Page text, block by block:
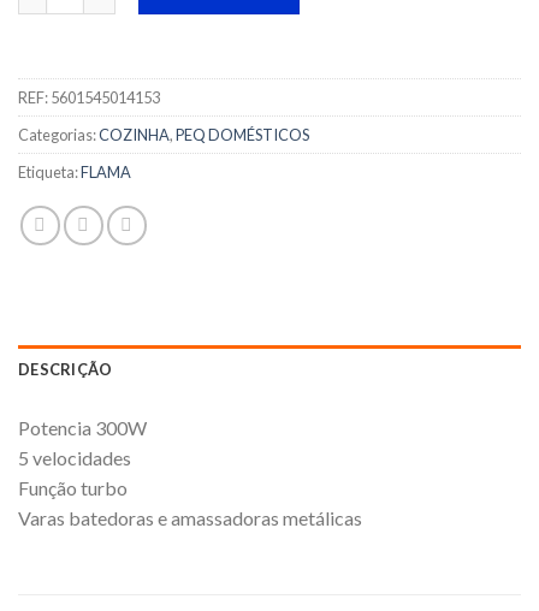
REF:5601545014153
Categorias:COZINHA,PEQ DOMÉSTICOS
Etiqueta:FLAMA
DESCRIÇÃO
Potencia 300W
5 velocidades
Função turbo
Varas batedoras e amassadoras metálicas